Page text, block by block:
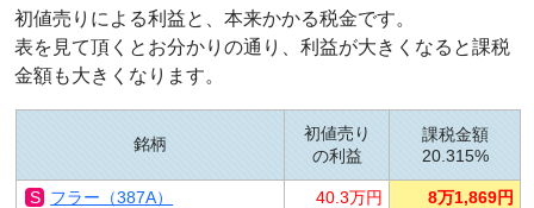
初値売りによる利益と、本来かかる税金です。
表を見て頂くとお分かりの通り、利益が大きくなると課税
金額も大きくなります。
銘柄
初値売り
の利益
課税金額
20.315%
フラー（387A） 40.3万円
8万1,869円